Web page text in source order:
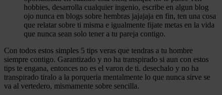
hobbies, desarrolla cualquier ingenio, escribe en algun blog
ojo nunca en blogs sobre hembras jajajaja en fin, ten una cosa
que relatar sobre ti misma e igualmente fijate metas en la vida
que nunca sean solo tener a tu pareja contigo.
Con todos estos simples 5 tips veras que tendras a tu hombre
siempre contigo. Garantizado y no ha transpirado si aun con estos
tips te engana, entonces no es el varon de ti. desechalo y no ha
transpirado tiralo a la porqueria mentalmente lo que nunca sirve se
va al vertedero, mismamente sobre sencilla.